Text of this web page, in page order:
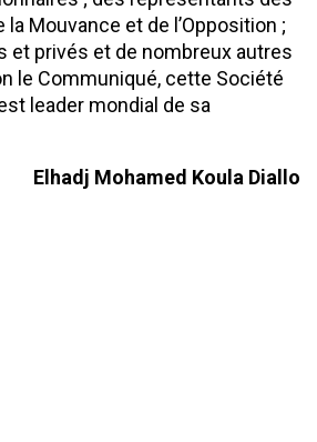
Mouvance et de l’Opposition ;
et privés et de nombreux autres
le Communiqué, cette Société
leader mondial de sa
Elhadj Mohamed Koula Diallo